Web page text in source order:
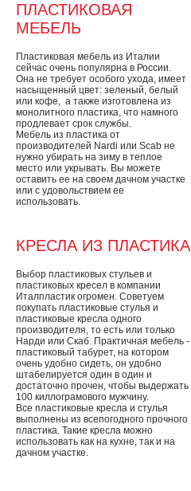
ПЛАСТИКОВАЯ
МЕБЕЛЬ
Пластиковая мебель из Италии
сейчас очень популярна в России.
Она не требует особого ухода, имеет
насыщенный цвет: зеленый, белый
или кофе, а также изготовлена из
монолитного пластика, что намного
продлевает срок службы.
Мебель из пластика от
производителей Nardi или Scab не
нужно убирать на зиму в теплое
место или укрывать. Вы можете
оставить ее на своем дачном участке
или с удовольствием ее
использовать.
КРЕСЛА ИЗ ПЛАСТИКА
Выбор пластиковых стульев и
пластиковых кресел в компании
Италпластик огромен. Советуем
покупать пластиковые стулья и
пластиковые кресла одного
производителя, то есть или только
Нарди или Скаб. Практичная мебель -
пластиковый табурет, на котором
очень удобно сидеть, он удобно
штабелируется один в один и
достаточно прочен, чтобы выдержать
100 киллограмового мужчину.
Все пластиковые кресла и стулья
выполнены из всепогодного прочного
пластика. Такие кресла можно
использовать как на кухне, так и на
дачном участке.